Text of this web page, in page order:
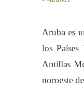
Aruba es
los
Antillas
noroeste